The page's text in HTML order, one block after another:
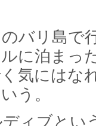
バリ島で
に泊まっ
気にはな
う。
ィブとい